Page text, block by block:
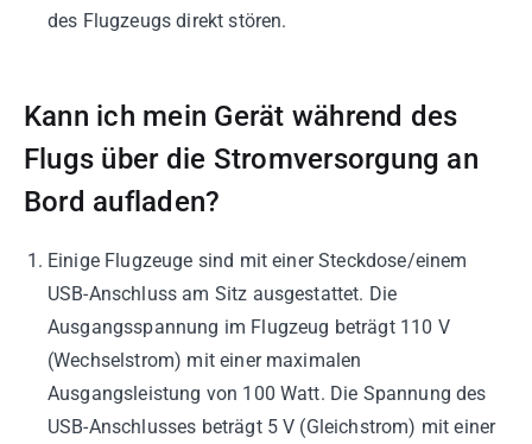
des Flugzeugs direkt stören.
Kann ich mein Gerät während des
Flugs über die Stromversorgung an
Bord aufladen?
Einige Flugzeuge sind mit einer Steckdose/einem
USB-Anschluss am Sitz ausgestattet. Die
Ausgangsspannung im Flugzeug beträgt 110 V
(Wechselstrom) mit einer maximalen
Ausgangsleistung von 100 Watt. Die Spannung des
USB-Anschlusses beträgt 5 V (Gleichstrom) mit einer